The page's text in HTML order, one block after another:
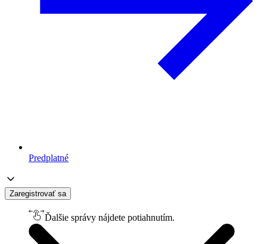
Predplatné
Zaregistrovať sa
Ďalšie správy nájdete potiahnutím.